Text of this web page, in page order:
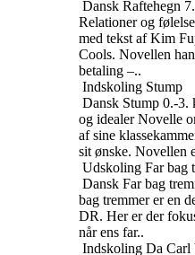
Dansk Raftehegn
Relationer og
med tekst af Kim
Cools. Novellen
betaling –..
Indskoling Stump
Dansk Stump 0.-3.
og idealer Novelle
af sine
sit ønske. Novellen
Udskoling Far bag
Dansk Far bag
bag tremmer er en
DR. Her er der
når ens far..
Indskoling Da Carl